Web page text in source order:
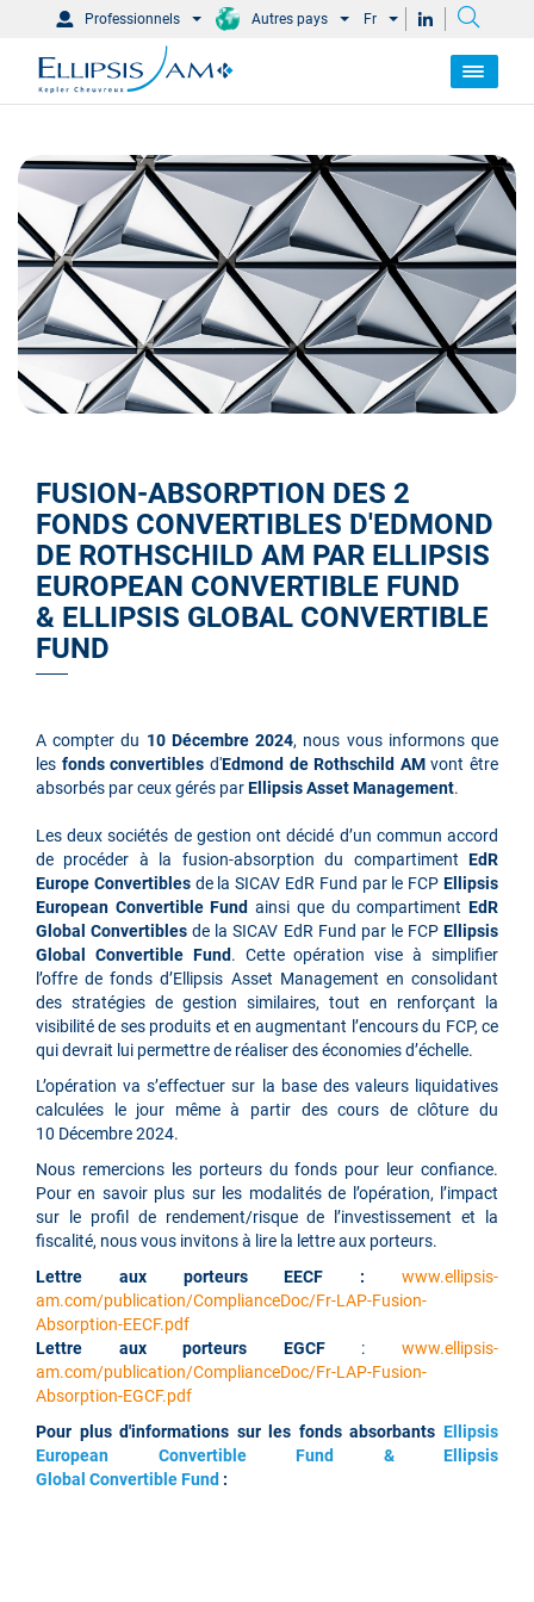
Professionnels Autres pays Fr
FUSION-ABSORPTION DES 2
FONDS CONVERTIBLES D'EDMOND
DE ROTHSCHILD AM PAR ELLIPSIS
EUROPEAN CONVERTIBLE FUND
& ELLIPSIS GLOBAL CONVERTIBLE
FUND
A compter du 10 Décembre 2024, nous vous informons que
les fonds convertibles d'Edmond de Rothschild AMvont être
absorbés par ceux gérés parEllipsis Asset Management.
Les deux sociétés de gestion ont décidé d’un commun accord
de procéder à la fusion-absorption du compartiment EdR
Europe Convertiblesde la SICAV EdR Fund par le FCPEllipsis
European Convertible Fund ainsi que du compartimentEdR
Global Convertibles de la SICAV EdR Fund par le FCPEllipsis
Global Convertible Fund. Cette opération vise à simplifier
l’offre de fonds d’Ellipsis Asset Management en consolidant
des stratégies de gestion similaires, tout en renforçant la
visibilité de ses produits et en augmentant l’encours du FCP, ce
qui devrait lui permettre de réaliser des économies d’échelle.
L’opération va s’effectuer sur la base des valeurs liquidatives
calculées le jour même à partir des cours de clôture du
10 Décembre 2024.
Nous remercions les porteurs du fonds pour leur confiance.
Pour en savoir plus sur les modalités de l’opération, l’impact
sur le profil de rendement/risque de l’investissement et la
fiscalité, nous vous invitons à lire la lettre aux porteurs.
Lettre aux porteurs EECF : www.ellipsis-
am.com/publication/ComplianceDoc/Fr-LAP-Fusion-
Absorption-EECF.pdf
Lettre aux porteurs EGCF :www.ellipsis-
am.com/publication/ComplianceDoc/Fr-LAP-Fusion-
Absorption-EGCF.pdf
Pour plus d'informations sur les fonds absorbants Ellipsis
European Convertible Fund & Ellipsis
Global Convertible Fund :